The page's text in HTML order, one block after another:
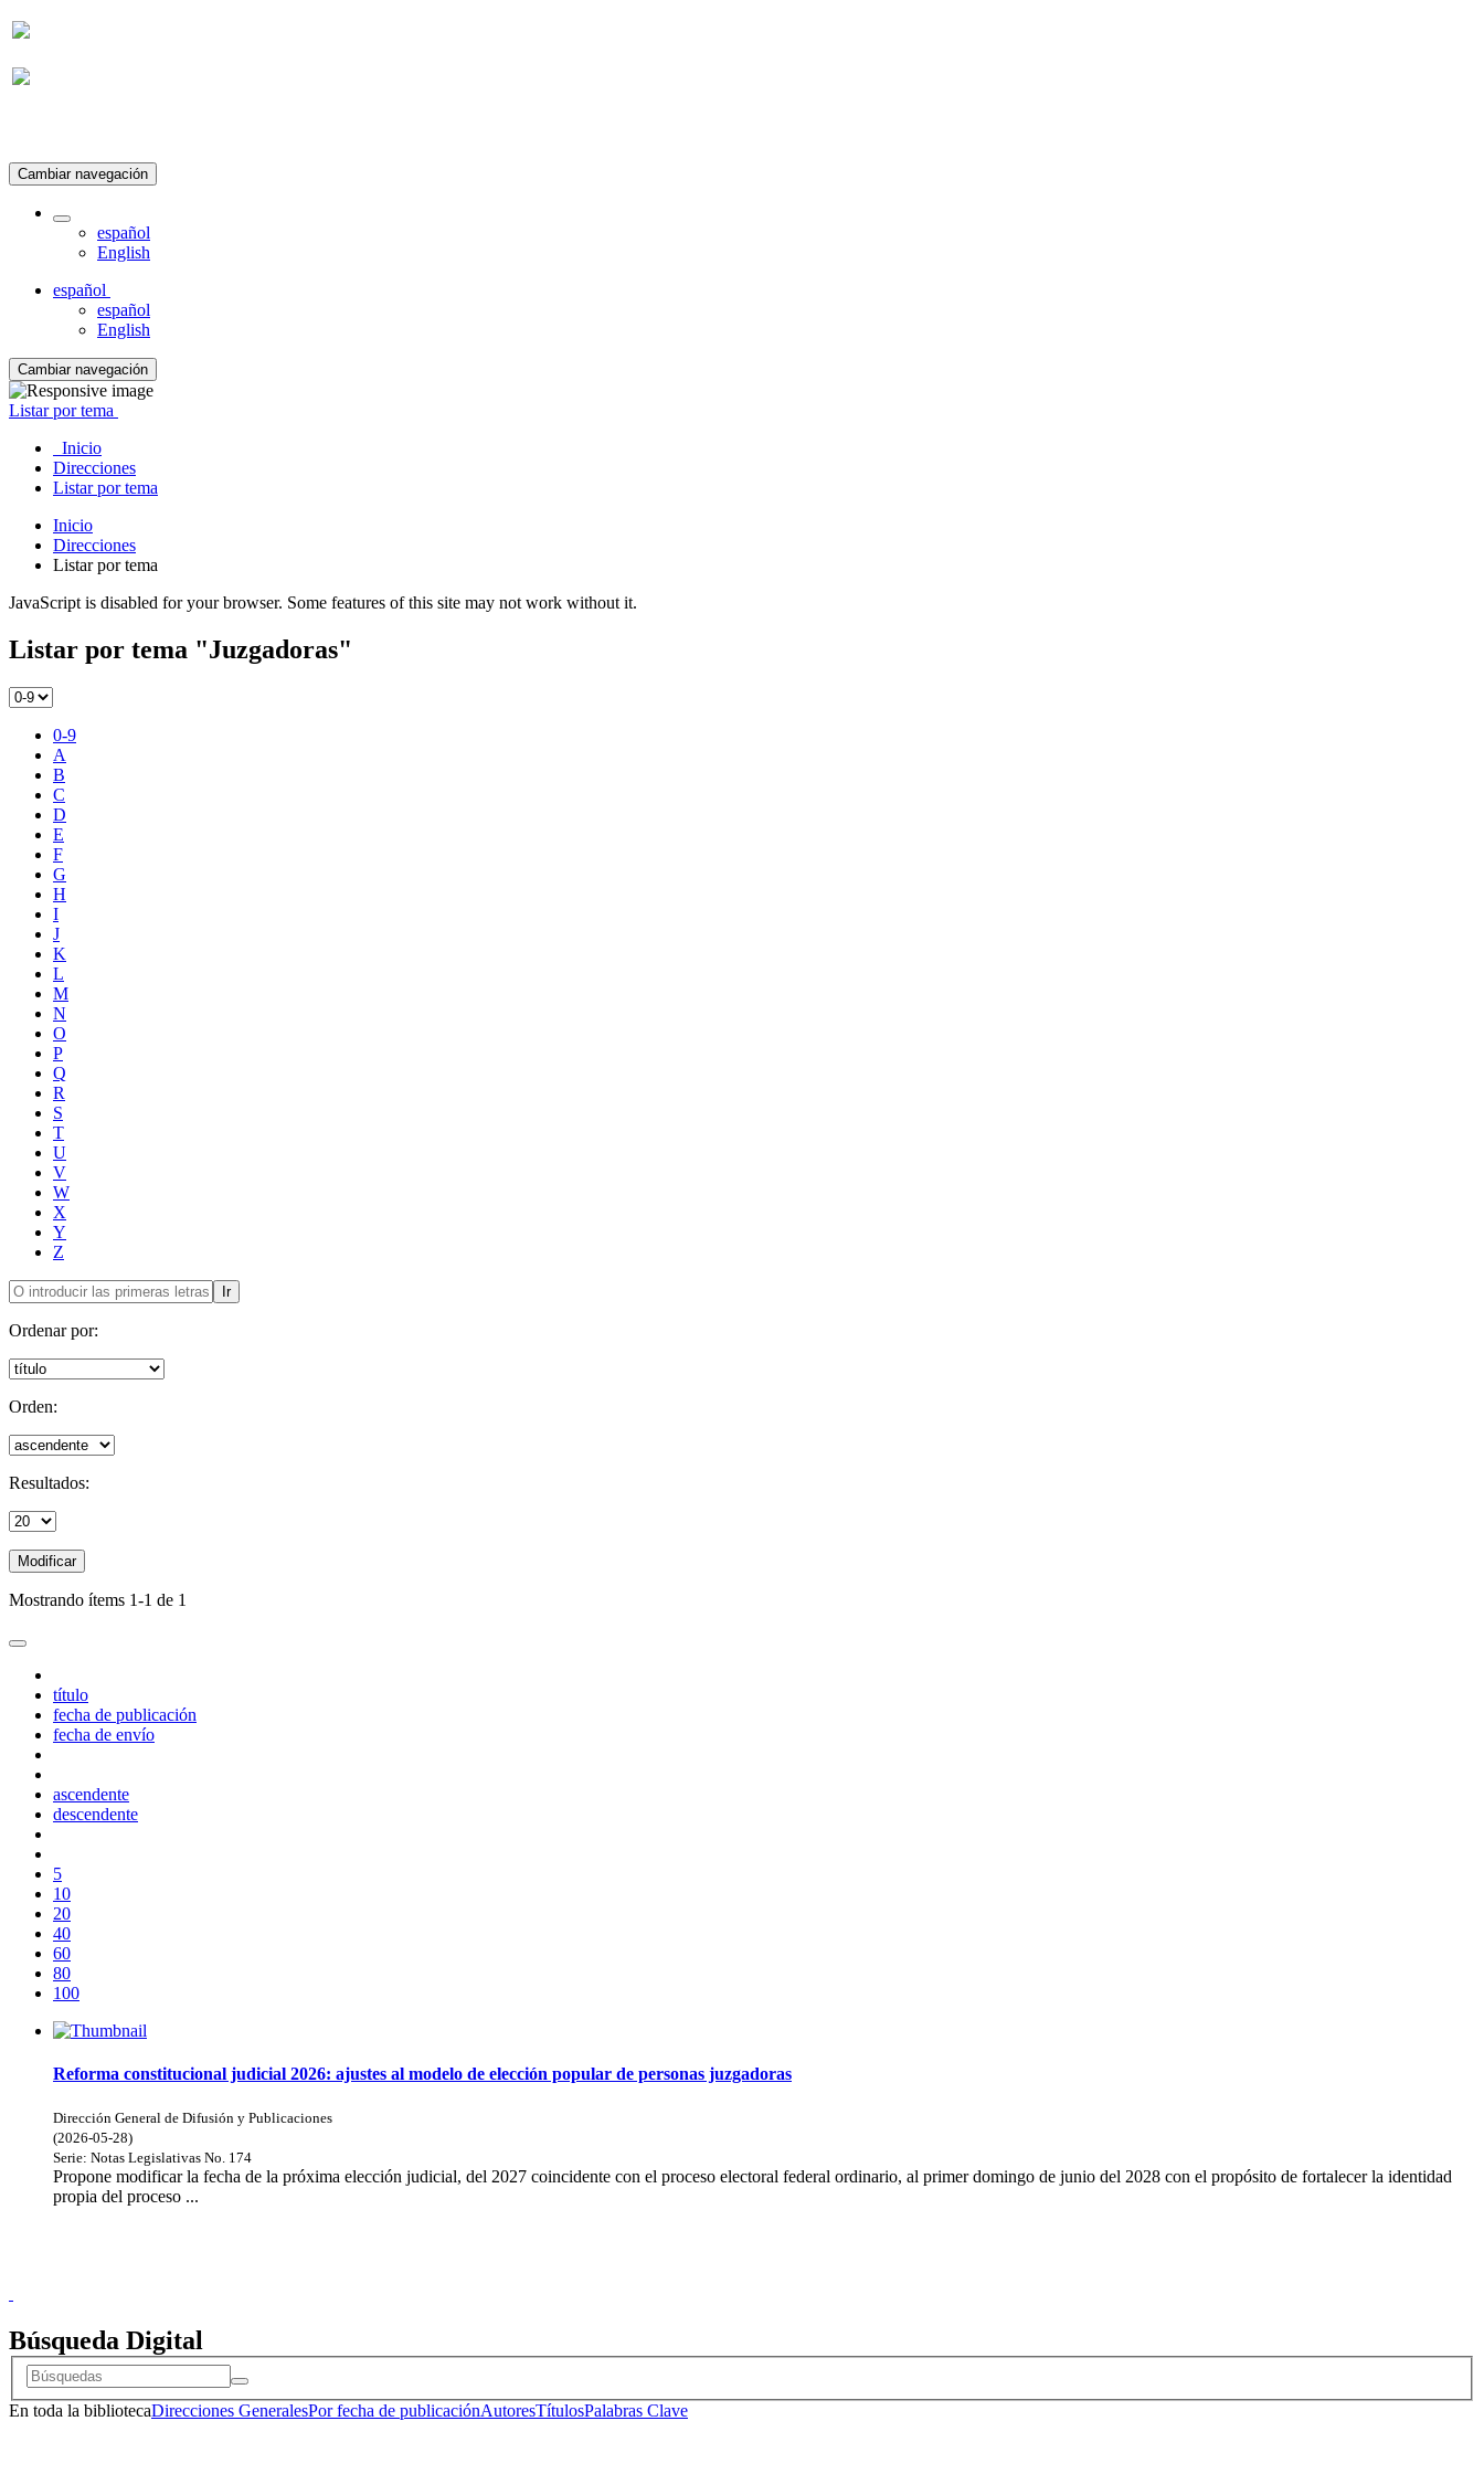
Cambiar navegación
español
English
español
español
English
Cambiar navegación
Listar por tema
Inicio
Direcciones
Listar por tema
Inicio
Direcciones
Listar por tema
JavaScript is disabled for your browser. Some features of this site may not work without it.
Listar por tema "Juzgadoras"
0-9
A
B
C
D
E
F
G
H
I
J
K
L
M
N
O
P
Q
R
S
T
U
V
W
X
Y
Z
Ir
Ordenar por:
Orden:
Resultados:
Modificar
Mostrando ítems 1-1 de 1
título
fecha de publicación
fecha de envío
ascendente
descendente
5
10
20
40
60
80
100
Reforma constitucional judicial 2026: ajustes al modelo de elección popular de personas juzgadoras
Dirección General de Difusión y Publicaciones
(2026-05-28)
Serie: Notas Legislativas No. 174
Propone modificar la fecha de la próxima elección judicial, del 2027 coincidente con el proceso electoral federal ordinario, al primer domingo de junio del 2028 con el propósito de fortalecer la identidad
propia del proceso ...
Búsqueda Digital
En toda la bibliotecaDirecciones GeneralesPor fecha de publicaciónAutoresTítulosPalabras Clave